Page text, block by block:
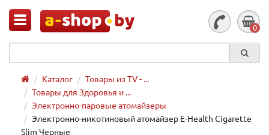
0
Каталог
Товары из TV - ...
Товары для Здоровья и ...
Электронно-паровые атомайзеры
Электронно-никотиновый атомайзер E-Health Cigarette
Slim Черные